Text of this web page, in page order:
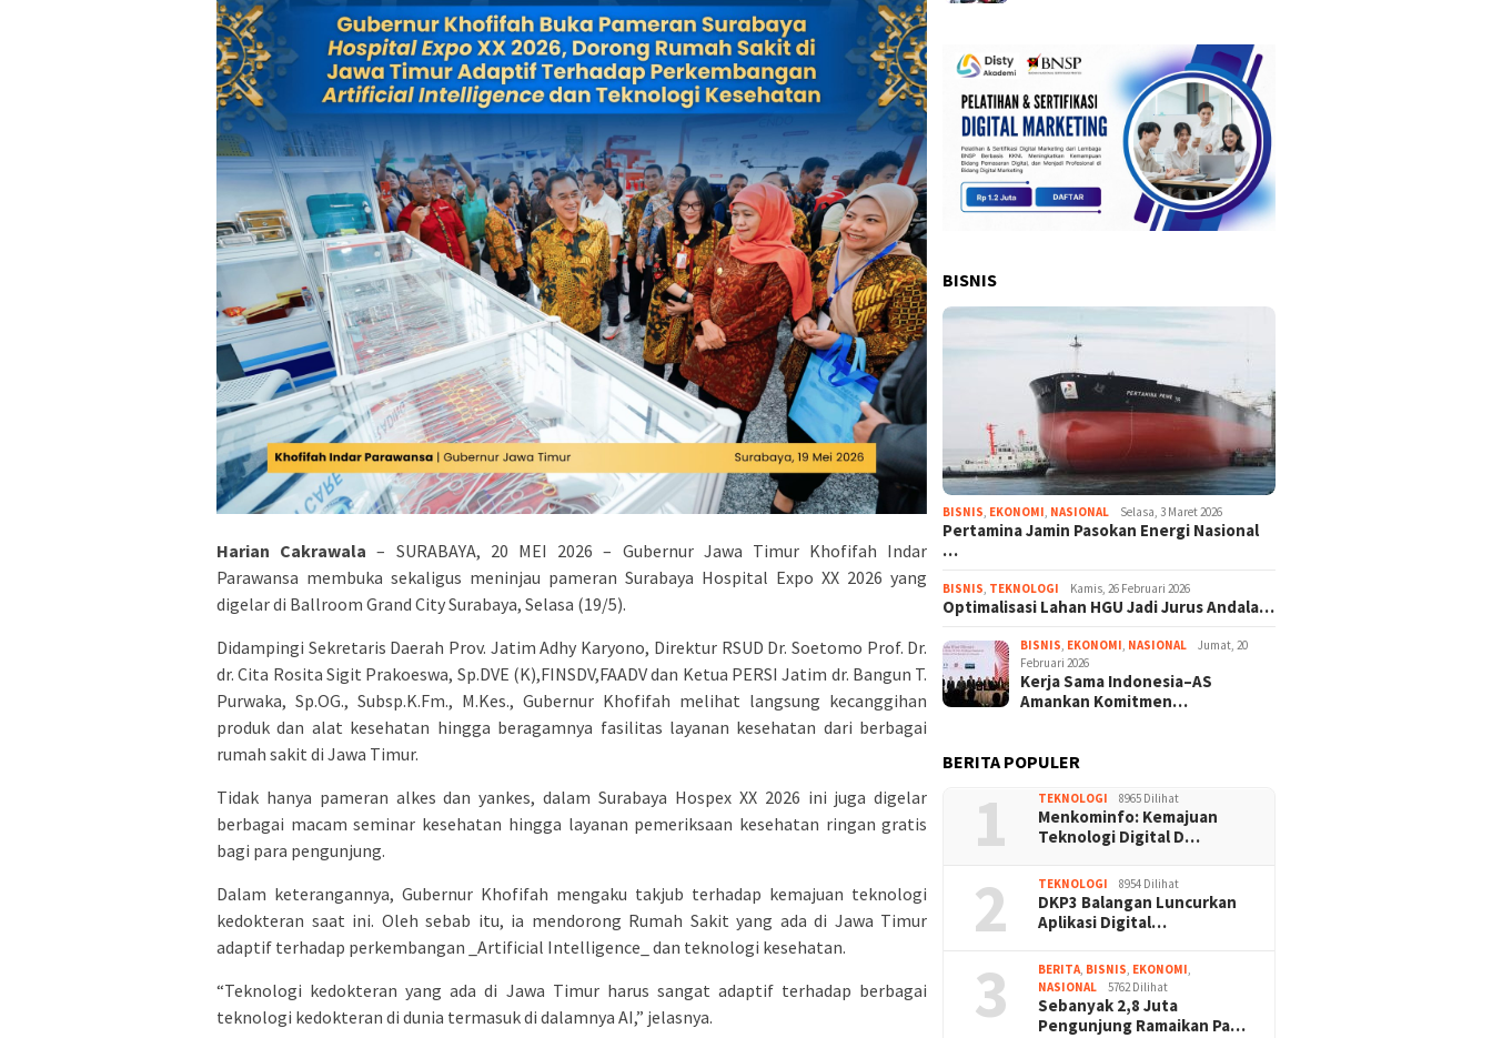
Harian Cakrawala – SURABAYA, 20 MEI 2026 – Gubernur Jawa Timur Khofifah Indar
Parawansa membuka sekaligus meninjau pameran Surabaya Hospital Expo XX 2026 yang
digelar di Ballroom Grand City Surabaya, Selasa (19/5).
Didampingi Sekretaris Daerah Prov. Jatim Adhy Karyono, Direktur RSUD Dr. Soetomo Prof. Dr.
dr. Cita Rosita Sigit Prakoeswa, Sp.DVE (K),FINSDV,FAADV dan Ketua PERSI Jatim dr. Bangun T.
Purwaka, Sp.OG., Subsp.K.Fm., M.Kes., Gubernur Khofifah melihat langsung kecanggihan
produk dan alat kesehatan hingga beragamnya fasilitas layanan kesehatan dari berbagai
rumah sakit di Jawa Timur.
Tidak hanya pameran alkes dan yankes, dalam Surabaya Hospex XX 2026 ini juga digelar
berbagai macam seminar kesehatan hingga layanan pemeriksaan kesehatan ringan gratis
bagi para pengunjung.
Dalam keterangannya, Gubernur Khofifah mengaku takjub terhadap kemajuan teknologi
kedokteran saat ini. Oleh sebab itu, ia mendorong Rumah Sakit yang ada di Jawa Timur
adaptif terhadap perkembangan _Artificial Intelligence_ dan teknologi kesehatan.
“Teknologi kedokteran yang ada di Jawa Timur harus sangat adaptif terhadap berbagai
teknologi kedokteran di dunia termasuk di dalamnya AI,” jelasnya.
BISNIS
BISNIS, EKONOMI, NASIONAL Selasa, 3 Maret 2026
Pertamina Jamin Pasokan Energi Nasional
…
BISNIS, TEKNOLOGI Kamis, 26 Februari 2026
Optimalisasi Lahan HGU Jadi Jurus Andala…
BISNIS, EKONOMI, NASIONAL
Jumat, 20
Februari 2026
Kerja Sama Indonesia–AS
Amankan Komitmen…
BERITA POPULER
1 TEKNOLOGI 8965 Dilihat
Menkominfo: Kemajuan
Teknologi Digital D…
2 TEKNOLOGI 8954 Dilihat
DKP3 Balangan Luncurkan
Aplikasi Digital…
3 BERITA, BISNIS, EKONOMI,
NASIONAL
5762 Dilihat
Sebanyak 2,8 Juta
Pengunjung Ramaikan Pa…